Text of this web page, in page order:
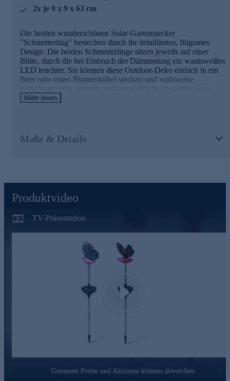
Schutzklasse IP44 (für den Außenbereich geeignet)
Sichern Sie sich das reizende Schmetterlings-Duo gleich
bequem online.
2x je 9 x 9 x 63 cm
Die beiden wunderschönen Solar-Gartenstecker
"Schmetterling" bestechen durch ihr detailliertes, filigranes
Design. Die beiden Schmetterlinge sitzen jeweils auf einer
Blüte, durch die bei Einbruch der Dämmerung ein warmweißes
LED leuchtet. Sie können diese Outdoor-Deko einfach in ein
Beet oder einen Blumenkübel stecken und wahlweise
gemeinsam oder getrennt platzieren. Die hochwertige Solar-
Deko ist speziell für den Außenbereich design und besteht aus
Schmetterlinge mit Cut-Outs in den Flügeln
mit Erdspieß und Akku
amorphes Solarpanel
ca. 63 cm hoch
Leuchtdauer: ca. 6-8 Stunden
Ein/Aus-Schalter
Schutzklasse IP44 (für den Außenbereich geeignet)
auch schön als Geschenk
Sichern Sie sich das reizende Schmetterlings-Duo gleich
Mehr lesen
Maße & Details
Produktvideo
TV-Präsentation
Play
Genannte Preise und Aktionen können abweichen